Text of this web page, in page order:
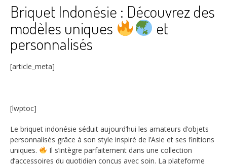
Briquet Indonésie : Découvrez des
modèles uniques
et
personnalisés
[article_meta]
[lwptoc]
Le briquet indonésie séduit aujourd’hui les amateurs d’objets
personnalisés grâce à son style inspiré de l’Asie et ses finitions
uniques.
Il s’intègre parfaitement dans une collection
d’accessoires du quotidien conçus avec soin. La plateforme